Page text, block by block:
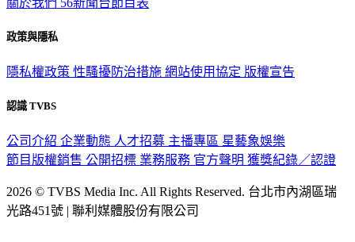
政策與隱私
隱私權政策 性騷擾防治措施 網站使用協定 版權宣告
認識 TVBS
公司介紹 企業動態 人才招募 主播專區 星藝象娛樂
節目版權銷售 公開招標 業務服務 官方聲明 獲獎紀錄／認證
2026 © TVBS Media Inc. All Rights Reserved. 台北市內湖區瑞
光路451號 | 聯利媒體股份有限公司